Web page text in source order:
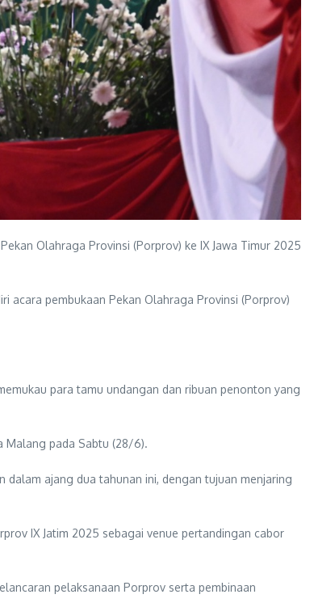
Olahraga Provinsi (Porprov) ke IX Jawa Timur 2025
acara pembukaan Pekan Olahraga Provinsi (Porprov)
para tamu undangan dan ribuan penonton yang
Malang pada Sabtu (28/6).
ajang dua tahunan ini, dengan tujuan menjaring
IX Jatim 2025 sebagai venue pertandingan cabor
pelaksanaan Porprov serta pembinaan